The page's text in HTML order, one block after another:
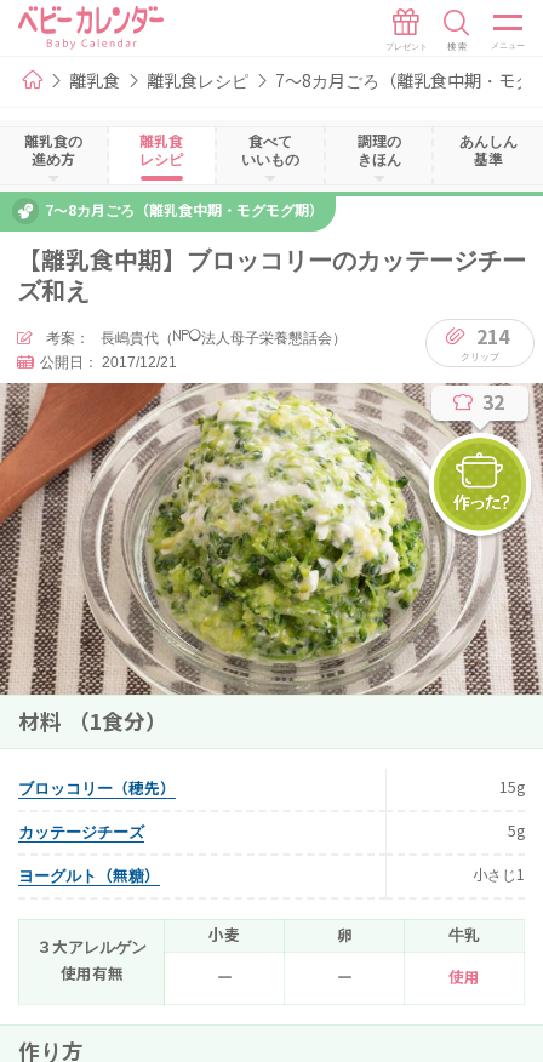
離乳食 離乳食レシピ 7～8カ月ごろ（離乳食中期・モグ
離乳食の
進め方
離乳食
レシピ
食べて
いいもの
調理の
きほん
あんしん
基準
7～8カ月ごろ（離乳食中期・モグモグ期）
【離乳食中期】ブロッコリーのカッテージチー
ズ和え
考案：
長嶋貴代（NPO法人母子栄養懇話会）
公開日：
2017/12/21
214
32
材料 （1食分）
ブロッコリー（穂先） 15g
カッテージチーズ 5g
ヨーグルト（無糖） 小さじ1
３大アレルゲン
使用有無
小麦 卵 牛乳
ー ー 使用
作り方